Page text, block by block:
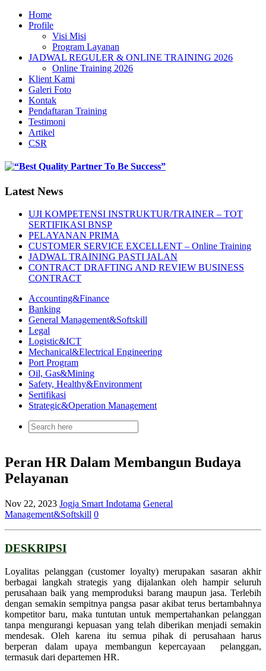
Home
Profile
Visi Misi
Program Layanan
JADWAL REGULER & ONLINE TRAINING 2026
Online Training 2026
Klient Kami
Galeri Foto
Kontak
Pendaftaran Training
Testimoni
Artikel
CSR
Latest News
UJI KOMPETENSI INSTRUKTUR/TRAINER – TOT
SERTIFIKASI BNSP
PELAYANAN PRIMA
CUSTOMER SERVICE EXCELLENT – Online Training
JADWAL TRAINING PASTI JALAN
CONTRACT DRAFTING AND REVIEW BUSINESS
CONTRACT
Accounting&Finance
Banking
General Management&Softskill
Legal
Logistic&ICT
Mechanical&Electrical Engineering
Port Program
Oil, Gas&Mining
Safety, Healthy&Environment
Sertifikasi
Strategic&Operation Management
Search
for:
Peran HR Dalam Membangun Budaya
Pelayanan
Nov 22, 2023 Jogja Smart Indotama General
Management&Softskill 0
DESKRIPSI
Loyalitas pelanggan (customer loyalty) merupakan sasaran akhir
berbagai langkah strategis yang dijalankan oleh hampir seluruh
perusahaan baik yang memproduksi barang maupun jasa. Terlebih
dengan semakin sempitnya pangsa pasar akibat terus bertambahnya
kompetitor baru, maka tuntutan untuk mempertahankan pelanggan
tanpa mengurangi kepuasan yang telah diberikan menjadi semakin
mendesak. Oleh karena itu semua pihak di perusahaan harus
berperan dalam upaya membangun kepercayaan pelanggan,
termasuk dari departemen HR.